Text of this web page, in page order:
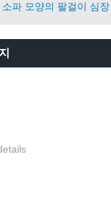
파 모양의 팔걸이 심